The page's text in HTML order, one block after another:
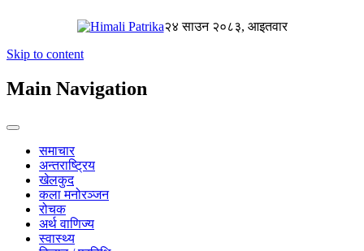
२४ साउन २०८३, आइतवार
Skip to content
Main Navigation
समाचार
अन्तराष्ट्रिय
खेलकुद
कला मनोरञ्जन
रोचक
अर्थ वाणिज्य
स्वास्थ्य